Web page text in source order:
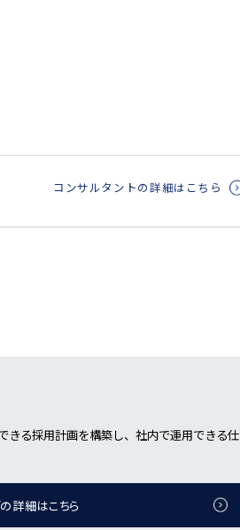
コンサルタントの詳細はこちら
きる採用計画を構築し、社内で運用できる仕
詳細はこちら